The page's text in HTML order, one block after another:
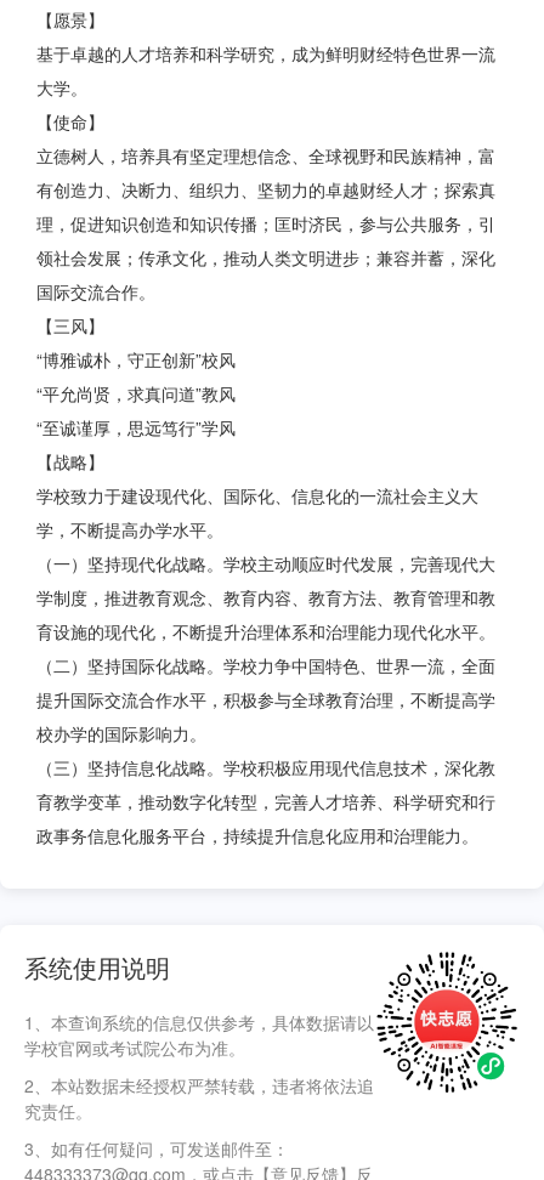
【愿景】
基于卓越的人才培养和科学研究，成为鲜明财经特色世界一流
大学。
【使命】
立德树人，培养具有坚定理想信念、全球视野和民族精神，富
有创造力、决断力、组织力、坚韧力的卓越财经人才；探索真
理，促进知识创造和知识传播；匡时济民，参与公共服务，引
领社会发展；传承文化，推动人类文明进步；兼容并蓄，深化
国际交流合作。
【三风】
“博雅诚朴，守正创新”校风
“平允尚贤，求真问道”教风
“至诚谨厚，思远笃行”学风
【战略】
学校致力于建设现代化、国际化、信息化的一流社会主义大
学，不断提高办学水平。
（一）坚持现代化战略。学校主动顺应时代发展，完善现代大
学制度，推进教育观念、教育内容、教育方法、教育管理和教
育设施的现代化，不断提升治理体系和治理能力现代化水平。
（二）坚持国际化战略。学校力争中国特色、世界一流，全面
提升国际交流合作水平，积极参与全球教育治理，不断提高学
校办学的国际影响力。
（三）坚持信息化战略。学校积极应用现代信息技术，深化教
育教学变革，推动数字化转型，完善人才培养、科学研究和行
政事务信息化服务平台，持续提升信息化应用和治理能力。
系统使用说明
1、本查询系统的信息仅供参考，具体数据请以
学校官网或考试院公布为准。
2、本站数据未经授权严禁转载，违者将依法追
究责任。
3、如有任何疑问，可发送邮件至：
448333373@qq.com，或点击【意见反馈】反